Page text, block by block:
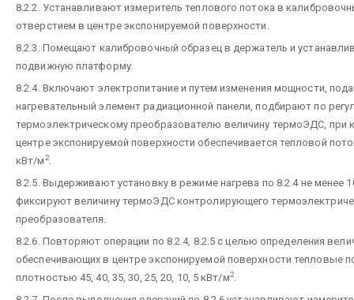
8.2.2. Устанавливают измеритель теплового потока в
отверстием в центре экспонируемой поверхности.
8.2.3. Помещают калибровочный образец в держатель и
подвижную платформу.
8.2.4. Включают электропитание и путем изменения мощности,
нагревательный элемент радиационной панели, подбирают по
термоэлектрическому преобразователю величину термоЭДС, при
центре экспонируемой поверхности обеспечивается тепловой
кВт/м2.
8.2.5. Выдерживают установку в режиме нагрева по 8.2.4 не менее
фиксируют величину термоЭДС контролирующего
преобразователя.
8.2.6. Повторяют операции по 8.2.4, 8.2.5 с целью определения
обеспечивающих в центре экспонируемой поверхности тепловые
плотностью 45, 40, 35, 30, 25, 20, 10, 5 кВт/м2.